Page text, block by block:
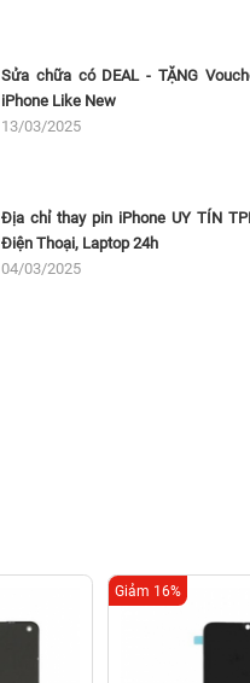
Sửa chữa có DEAL - TẶNG
iPhone Like New
13/03/2025
Địa chỉ thay pin iPhone UY TÍN
Điện Thoại, Laptop 24h
04/03/2025
Giảm 16%